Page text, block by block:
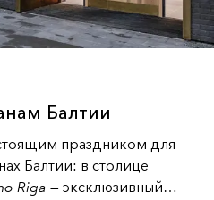
Балтии
праздником для
Балтии: в столице
Riga — эксклюзивный